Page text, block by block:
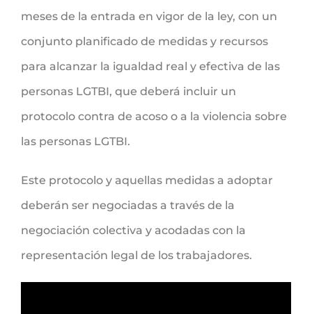
meses de la entrada en vigor de la ley, con un
conjunto planificado de medidas y recursos
para alcanzar la igualdad real y efectiva de las
personas LGTBI, que deberá incluir un
protocolo contra de acoso o a la violencia sobre
las personas LGTBI.
Este protocolo y aquellas medidas a adoptar
deberán ser negociadas a través de la
negociación colectiva y acodadas con la
representación legal de los trabajadores.